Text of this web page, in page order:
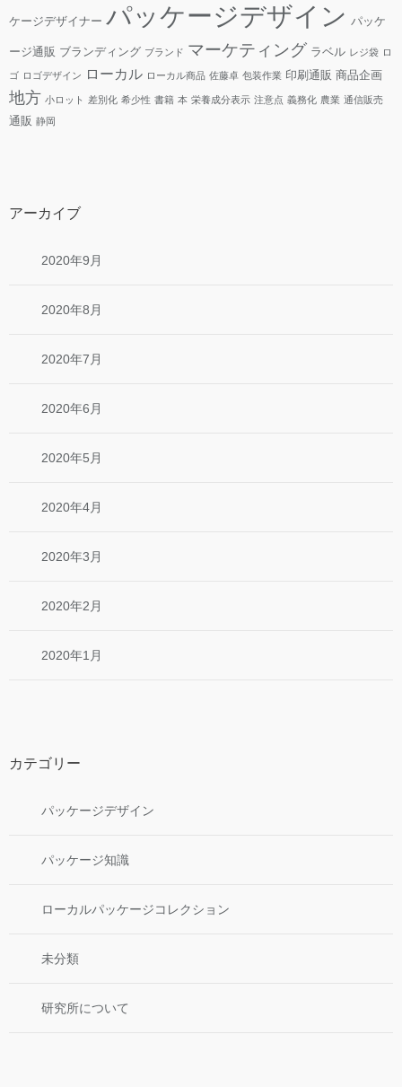
ケージデザイナー パッケージデザイン パッケ
ージ通販 ブランディング ブランド マーケティング ラベル レジ袋 ロ
ゴ ロゴデザイン ローカル ローカル商品 佐藤卓 包装作業 印刷通販 商品企画
地方 小ロット 差別化 希少性 書籍 本 栄養成分表示 注意点 義務化 農業 通信販売
通販 静岡
アーカイブ
2020年9月
2020年8月
2020年7月
2020年6月
2020年5月
2020年4月
2020年3月
2020年2月
2020年1月
カテゴリー
パッケージデザイン
パッケージ知識
ローカルパッケージコレクション
未分類
研究所について